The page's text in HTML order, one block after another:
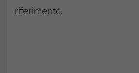
riferimento.